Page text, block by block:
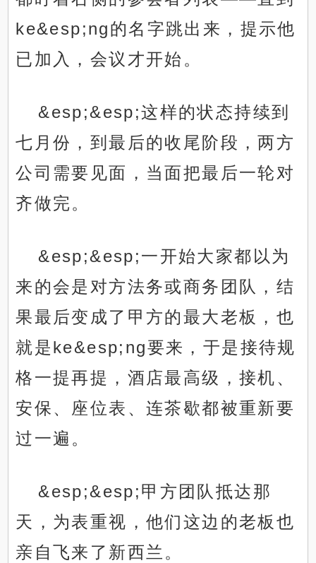
ke&esp;ng的名字跳出来，提示他
已加入，会议才开始。
&esp;&esp;这样的状态持续到
七月份，到最后的收尾阶段，两方
公司需要见面，当面把最后一轮对
齐做完。
&esp;&esp;一开始大家都以为
来的会是对方法务或商务团队，结
果最后变成了甲方的最大老板，也
就是ke&esp;ng要来，于是接待规
格一提再提，酒店最高级，接机、
安保、座位表、连茶歇都被重新要
过一遍。
&esp;&esp;甲方团队抵达那
天，为表重视，他们这边的老板也
亲自飞来了新西兰。